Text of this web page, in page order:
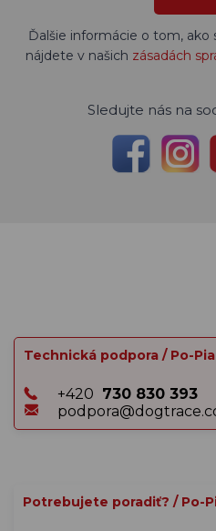
Ďalšie informácie o tom, ako
nájdete v našich zásadách
Sledujte nás na
Technická podpora / Po-
+420 730 830 393
Potrebujete poradiť? / Po-